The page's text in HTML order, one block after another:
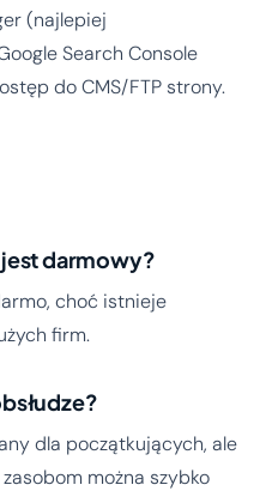
(najlepiej
Search Console
do CMS/FTP strony.
darmowy?
choć istnieje
firm.
dla początkujących, ale
można szybko